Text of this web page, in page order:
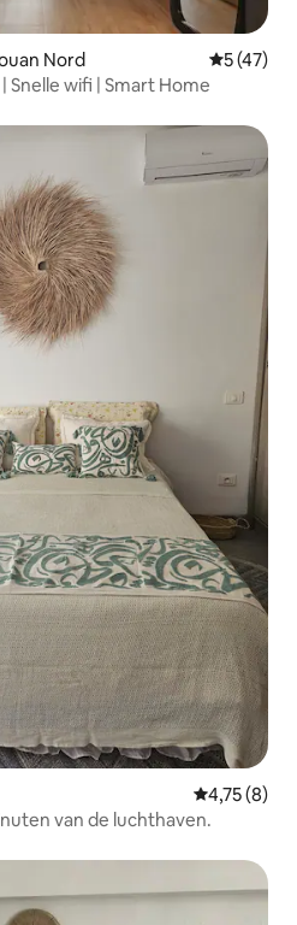
Nord
5 (47)
Snelle wifi | Smart Home
4,75 (8)
van de luchthaven.